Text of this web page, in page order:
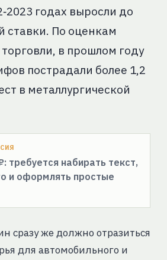
годах выросли до
ставки. По оценкам
в прошлом году
пострадали более 1,2
в металлургической
требуется набирать текст,
и оформлять простые
сразу же должно отразиться
для автомобильного и